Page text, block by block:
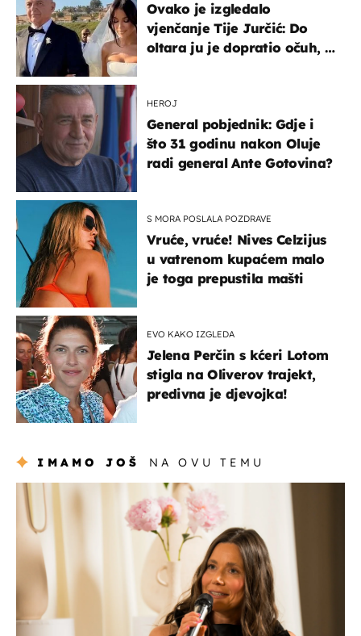
Ovako je izgledalo
vjenčanje Tije Jurčić: Do
oltara ju je dopratio očuh, a
HEROJ
General pobjednik: Gdje i
što 31 godinu nakon Oluje
radi general Ante Gotovina?
S MORA POSLALA POZDRAVE
Vruće, vruće! Nives Celzijus
u vatrenom kupaćem malo
je toga prepustila mašti
EVO KAKO IZGLEDA
Jelena Perčin s kćeri Lotom
stigla na Oliverov trajekt,
predivna je djevojka!
IMAMO JOŠ NA OVU TEMU
moda & ljepota